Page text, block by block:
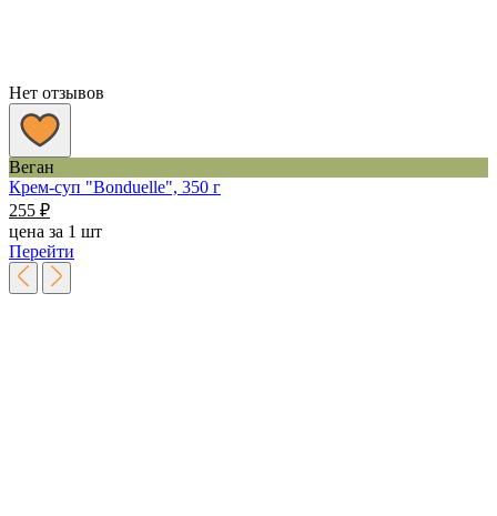
Нет отзывов
Веган
Крем-суп "Bonduelle", 350 г
255 ₽
цена за 1 шт
Перейти